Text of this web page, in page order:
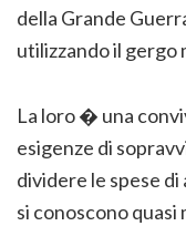
della Grande
utilizzando il gergo
La loro � una
esigenze di
dividere le spese
si conoscono